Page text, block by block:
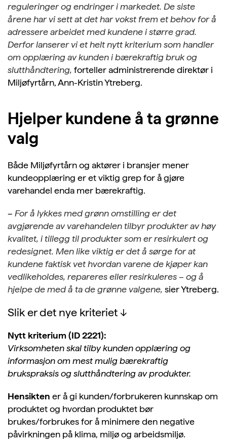
reguleringer og endringer i markedet. De siste
årene har vi sett at det har vokst frem et behov for å
adressere arbeidet med kundene i større grad.
Derfor lanserer vi et helt nytt kriteriumsom handler
om opplæring av kunden i bærekraftig bruk og
slutthåndtering, forteller administrerende direktør i
Miljøfyrtårn, Ann-Kristin Ytreberg.
Hjelper kundene å ta grønne
valg
Både Miljøfyrtårn og aktører i bransjer mener
kundeopplæring er et viktig grep for å gjøre
varehandel enda mer bærekraftig.
– For å lykkes med grønn omstilling er det
avgjørende avvarehandelen tilbyr produkter av høy
kvalitet, i tillegg til produkter som er resirkulert og
redesignet. Men like viktig er det å sørge for at
kundene faktisk vethvordan varene de kjøper kan
vedlikeholdes, repareres eller resirkuleres – og å
hjelpe de med å ta de grønne valgene, sier Ytreberg.
Slik er det nye kriteriet ↓
Nytt kriterium (ID 2221):
Virksomheten skal tilby kunden opplæring og
informasjon om mest mulig bærekraftig
brukspraksis og slutthåndtering av produkter.
Hensikten er å gi kunden/forbrukeren kunnskap om
produktet og hvordan produktet bør
brukes/forbrukes for å minimere den negative
påvirkningen på klima, miljø og arbeidsmiljø.